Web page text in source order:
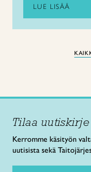
LUE LISÄÄ
Tilaa uutiskirje
Kerromme käsityön
uutisista sekä